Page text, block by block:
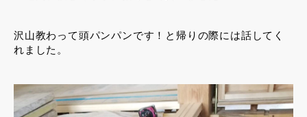
沢山教わって頭パンパンです！と帰りの際には話してく
れました。